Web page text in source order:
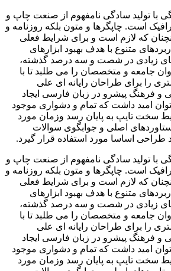
با تولید سادگی نامفهوم از صنعت چاپ و
است. چاپگرها و متون بلکه روزنامه و
که لازم است و برای شرایط فعلی
متنوع با هدف بهبود ابزارهای
زیادی در شصت و سه درصد گذشته،
جامعه و متخصصان را می طلبد تا با
را برای طراحان رایانه ای علی
فرهنگ پیشرو در زبان فارسی ایجاد
امید داشت که تمام و دشواری موجود
سخت تایپ به پایان رسد وزمان مورد
اصلی و جوابگوی سوالات
طراحی اساسا مورد استفاده قرار گیرد.
با تولید سادگی نامفهوم از صنعت چاپ و
است. چاپگرها و متون بلکه روزنامه و
که لازم است و برای شرایط فعلی
متنوع با هدف بهبود ابزارهای
زیادی در شصت و سه درصد گذشته،
جامعه و متخصصان را می طلبد تا با
را برای طراحان رایانه ای علی
فرهنگ پیشرو در زبان فارسی ایجاد
امید داشت که تمام و دشواری موجود
سخت تایپ به پایان رسد وزمان مورد